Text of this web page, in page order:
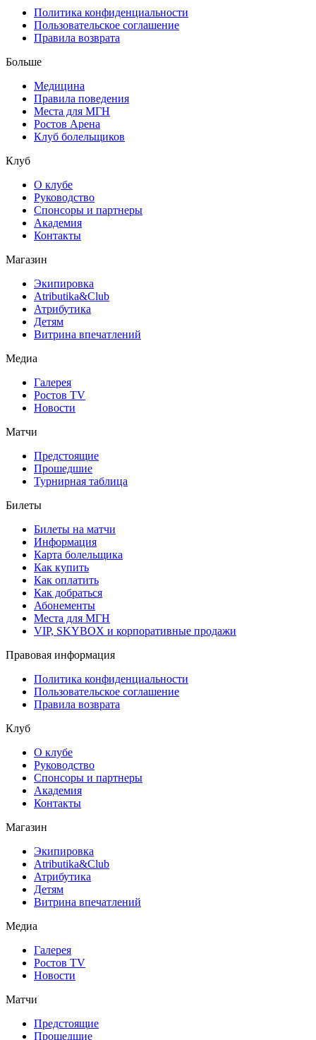
Политика конфиденциальности
Пользовательское соглашение
Правила возврата
Больше
Медицина
Правила поведения
Места для МГН
Ростов Арена
Клуб болельщиков
Клуб
О клубе
Руководство
Спонсоры и партнеры
Академия
Контакты
Магазин
Экипировка
Atributika&Club
Атрибутика
Детям
Витрина впечатлений
Медиа
Галерея
Ростов TV
Новости
Матчи
Предстоящие
Прошедшие
Турнирная таблица
Билеты
Билеты на матчи
Информация
Карта болельщика
Как купить
Как оплатить
Как добраться
Абонементы
Места для МГН
VIP, SKYBOX и корпоративные продажи
Правовая информация
Политика конфиденциальности
Пользовательское соглашение
Правила возврата
Клуб
О клубе
Руководство
Спонсоры и партнеры
Академия
Контакты
Магазин
Экипировка
Atributika&Club
Атрибутика
Детям
Витрина впечатлений
Медиа
Галерея
Ростов TV
Новости
Матчи
Предстоящие
Прошедшие